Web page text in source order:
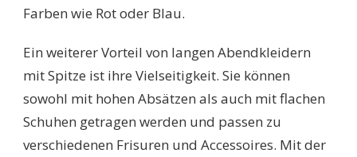
Farben wie Rot oder Blau.
Ein weiterer Vorteil von langen Abendkleidern
mit Spitze ist ihre Vielseitigkeit. Sie können
sowohl mit hohen Absätzen als auch mit flachen
Schuhen getragen werden und passen zu
verschiedenen Frisuren und Accessoires. Mit der